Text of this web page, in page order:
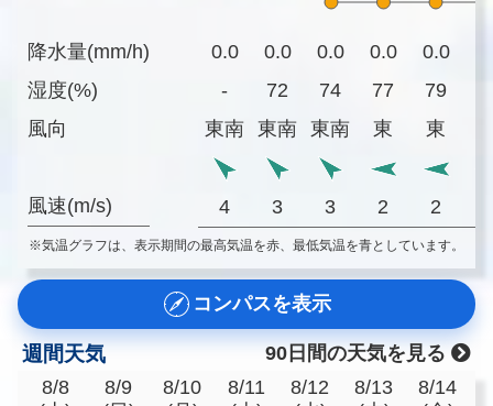
降水量(mm/h)
湿度(%)
風向
風速(m/s)
0.0 0.0 0.0 0.0 0.0
-
72 74 77 79
東南
東南 東南 東 東
4 3 3 2 2
※気温グラフは、表示期間の最高気温を赤、最低気温を青としています。
コンパスを表示
週間天気
90日間の天気を見る
8/8
8/9
8/10
8/11
8/12
8/13
8/14